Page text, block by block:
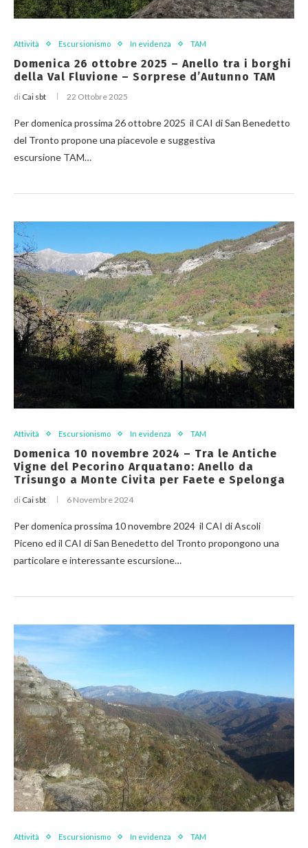
Attività Escursionismo In evidenza TAM
Domenica 26 ottobre 2025 – Anello tra i borghi
della Val Fluvione – Sorprese d’Autunno TAM
di Cai sbt 22 Ottobre 2025
Per domenica prossima 26 ottobre 2025 il CAI di San Benedetto
del Tronto propone una piacevole e suggestiva
escursione TAM…
Attività Escursionismo In evidenza TAM
Domenica 10 novembre 2024 – Tra le Antiche
Vigne del Pecorino Arquatano: Anello da
Trisungo a Monte Civita per Faete e Spelonga
di Cai sbt 6 Novembre 2024
Per domenica prossima 10 novembre 2024 il CAI di Ascoli
Piceno ed il CAI di San Benedetto del Tronto propongono una
particolare e interessante escursione…
Attività Escursionismo In evidenza TAM